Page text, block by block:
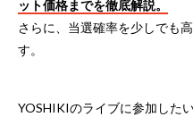
ット価格までを徹底解説。
さらに、当選確率を少しでも
す。
YOSHIKIのライブに参加した